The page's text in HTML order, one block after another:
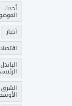
أحدث
أخبار
اقتصاد
الباندل
الشرق